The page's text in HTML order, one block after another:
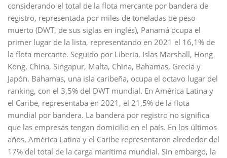
considerando el total de la flota mercante por bandera de
registro, representada por miles de toneladas de peso
muerto (DWT, de sus siglas en inglés), Panamá ocupa el
primer lugar de la lista, representando en 2021 el 16,1% de
la flota mercante. Seguido por Liberia, Islas Marshall, Hong
Kong, China, Singapur, Malta, China, Bahamas, Grecia y
Japón. Bahamas, una isla caribeña, ocupa el octavo lugar del
ranking, con el 3,5% del DWT mundial. En América Latina y
el Caribe, representaba en 2021, el 21,5% de la flota
mundial por bandera. La bandera por registro no significa
que las empresas tengan domicilio en el país. En los últimos
años, América Latina y el Caribe representaron alrededor del
17% del total de la carga marítima mundial. Sin embargo, la